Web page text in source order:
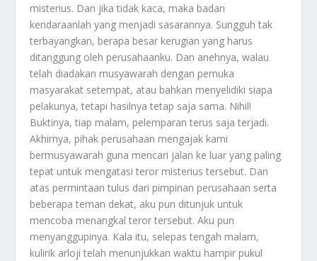
misterius. Dan jika tidak kaca, maka badan
kendaraanlah yang menjadi sasarannya. Sungguh tak
terbayangkan, berapa besar kerugian yang harus
ditanggung oleh perusahaanku. Dan anehnya, walau
telah diadakan musyawarah dengan pemuka
masyarakat setempat, atau bahkan menyelidiki siapa
pelakunya, tetapi hasilnya tetap saja sama. Nihil!
Buktinya, tiap malam, pelemparan terus saja terjadi.
Akhirnya, pihak perusahaan mengajak kami
bermusyawarah guna mencari jalan ke luar yang paling
tepat untuk mengatasi teror misterius tersebut. Dan
atas permintaan tulus dari pimpinan perusahaan serta
beberapa teman dekat, aku pun ditunjuk untuk
mencoba menangkal teror tersebut. Aku pun
menyanggupinya. Kala itu, selepas tengah malam,
kulirik arloji telah menunjukkan waktu hampir pukul